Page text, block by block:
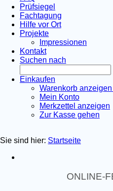
Prüfsiegel
Fachtagung
Hilfe vor Ort
Projekte
Impressionen
Kontakt
Suchen nach
Einkaufen
Warenkorb anzeigen
Mein Konto
Merkzettel anzeigen
Zur Kasse gehen
Sie sind hier: Startseite
ONLINE-